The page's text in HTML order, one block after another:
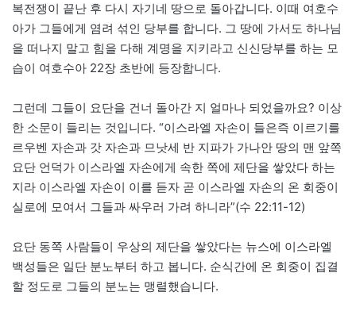
복전쟁이 끝난 후 다시 자기네 땅으로 돌아갑니다. 이때 여호수
아가 그들에게 염려 섞인 당부를 합니다. 그 땅에 가서도 하나님
을 떠나지 말고 힘을 다해 계명을 지키라고 신신당부를 하는 모
습이 여호수아 22장 초반에 등장합니다.
그런데 그들이 요단을 건너 돌아간 지 얼마나 되었을까요? 이상
한 소문이 들리는 것입니다. “이스라엘 자손이 들은즉 이르기를
르우벤 자손과 갓 자손과 므낫세 반 지파가 가나안 땅의 맨 앞쪽
요단 언덕가 이스라엘 자손에게 속한 쪽에 제단을 쌓았다 하는
지라 이스라엘 자손이 이를 듣자 곧 이스라엘 자손의 온 회중이
실로에 모여서 그들과 싸우러 가려 하니라”(수 22:11-12)
요단 동쪽 사람들이 우상의 제단을 쌓았다는 뉴스에 이스라엘
백성들은 일단 분노부터 하고 봅니다. 순식간에 온 회중이 집결
할 정도로 그들의 분노는 맹렬했습니다.